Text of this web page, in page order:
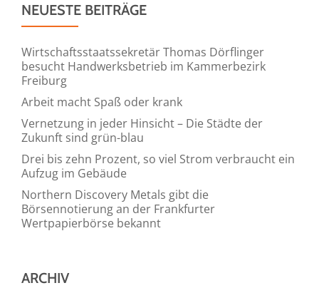
NEUESTE BEITRÄGE
Wirtschaftsstaatssekretär Thomas Dörflinger
besucht Handwerksbetrieb im Kammerbezirk
Freiburg
Arbeit macht Spaß oder krank
Vernetzung in jeder Hinsicht – Die Städte der
Zukunft sind grün-blau
Drei bis zehn Prozent, so viel Strom verbraucht ein
Aufzug im Gebäude
Northern Discovery Metals gibt die
Börsennotierung an der Frankfurter
Wertpapierbörse bekannt
ARCHIV